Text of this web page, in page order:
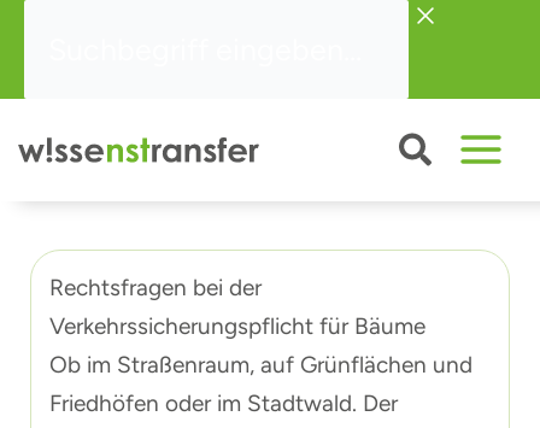
springen
Rechtsfragen bei der
Verkehrssicherungspflicht für Bäume
Ob im Straßenraum, auf Grünflächen und
Friedhöfen oder im Stadtwald. Der